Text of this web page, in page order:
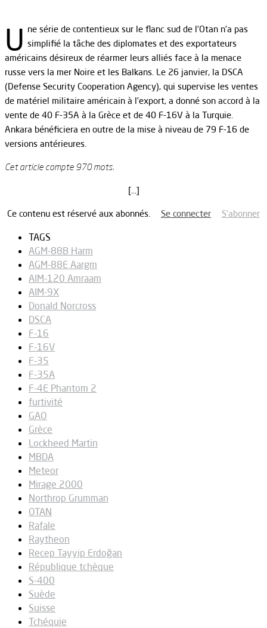
U ne série de contentieux sur le flanc sud de l’Otan n’a pas
simplifié la tâche des diplomates et des exportateurs
américains désireux de réarmer leurs alliés face à la menace
russe vers la mer Noire et les Balkans. Le 26 janvier, la DSCA
(Defense Security Cooperation Agency), qui supervise les ventes
de matériel militaire américain à l’export, a donné son accord à la
vente de 40 F-35A à la Grèce et de 40 F-16V à la Turquie.
Ankara bénéficiera en outre de la mise à niveau de 79 F-16 de
versions antérieures.
Cet article compte 970 mots.
[…]
Ce contenu est réservé aux abonnés. Se connecter S’abonner
TAGS
AGM-88B Harm
AGM-88E Aargm
AIM-120 Amraam
AIM-9X
Donald Norcross
DSCA
F-16
F-16V
F-35
F-35A
F-4E Phantom 2
furtivité
GAO
Grèce
Lockheed Martin
MBDA
Meteor
Mirage 2000
Northrop Grumman
OTAN
Rafale
Raytheon
Recep Tayyip Erdoğan
République tchèque
S-400
Suède
Suisse
Tchéquie